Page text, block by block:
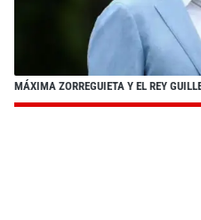
MÁXIMA ZORREGUIETA Y EL REY